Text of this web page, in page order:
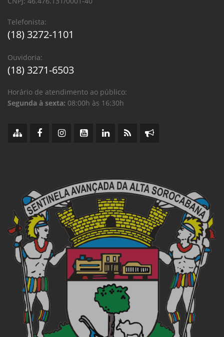
Telefonista:
(18) 3272-1101
Ouvidoria:
(18) 3271-6503
Horário de atendimento ao público:
Segunda à sexta: 08:00h às 16:30h